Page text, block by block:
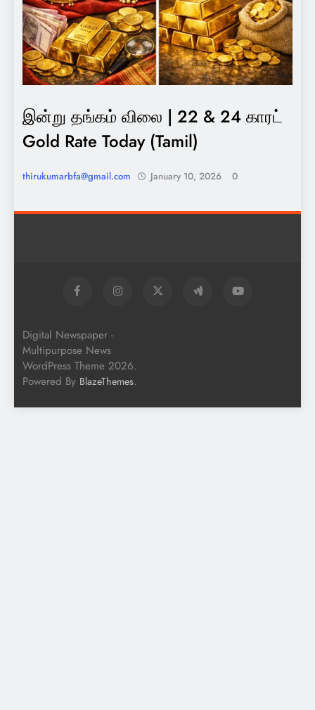
இன்று தங்கம் விலை | 22 & 24 காரட்
Gold Rate Today (Tamil)
thirukumarbfa@gmail.com January 10, 2026 0
Digital Newspaper -
Multipurpose News
WordPress Theme 2026.
Powered By BlazeThemes.